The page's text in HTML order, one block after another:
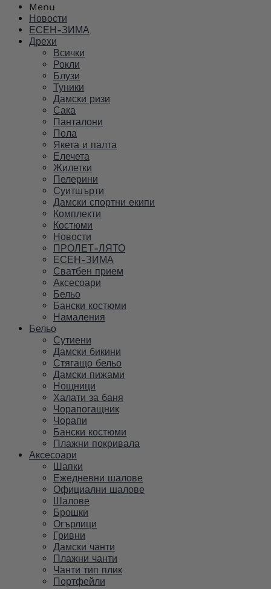
Menu
Новости
ЕСЕН-ЗИМА
Дрехи
Всички
Рокли
Блузи
Туники
Дамски ризи
Сака
Панталони
Пола
Якета и палта
Елечета
Жилетки
Пелерини
Суитшърти
Дамски спортни екипи
Комплекти
Костюми
Новости
ПРОЛЕТ-ЛЯТО
ЕСЕН-ЗИМА
Сватбен прием
Аксесоари
Бельо
Бански костюми
Намаления
Бельо
Сутиени
Дамски бикини
Стягащо бельо
Дамски пижами
Нощници
Халати за баня
Чорапогащник
Чорапи
Бански костюми
Плажни покривала
Аксесоари
Шапки
Ежедневни шалове
Официални шалове
Шалове
Брошки
Огърлици
Гривни
Дамски чанти
Плажни чанти
Чанти тип плик
Портфейли